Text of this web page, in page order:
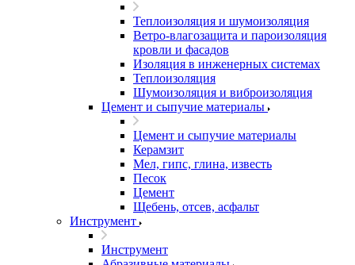
Теплоизоляция и шумоизоляция
Ветро-влагозащита и пароизоляция
кровли и фасадов
Изоляция в инженерных системах
Теплоизоляция
Шумоизоляция и виброизоляция
Цемент и сыпучие материалы
Цемент и сыпучие материалы
Керамзит
Мел, гипс, глина, известь
Песок
Цемент
Щебень, отсев, асфальт
Инструмент
Инструмент